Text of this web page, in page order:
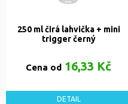
250 ml čirá lahvička + mini
trigger černý
Cena od 16,33 Kč
DETAIL